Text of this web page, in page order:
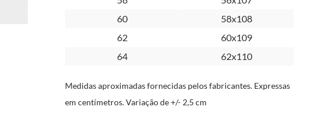
60
58x108
62
60x109
64
62x110
Medidas aproximadas fornecidas pelos fabricantes. Expressas
em centímetros. Variação de +/- 2,5 cm